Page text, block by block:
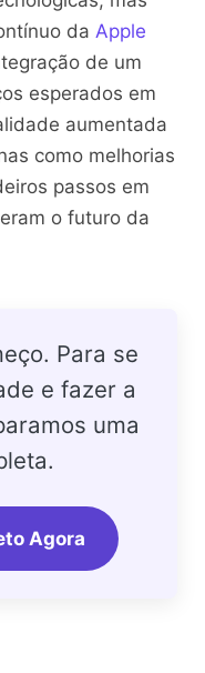
da Apple
de um
esperados em
aumentada
como melhorias
passos em
o futuro da
Para se
e fazer a
uma
Agora